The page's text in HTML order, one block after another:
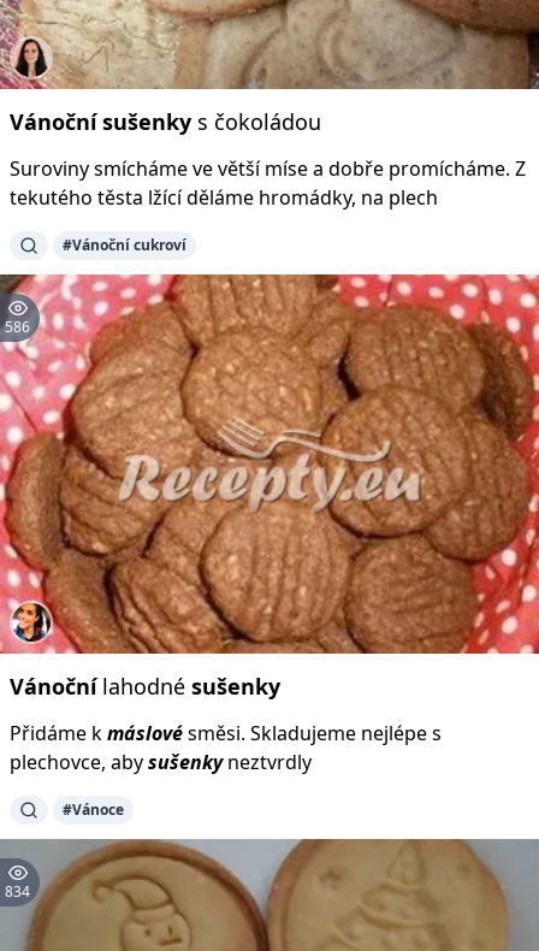
Vánoční sušenky s čokoládou
Suroviny smícháme ve větší míse a dobře promícháme. Z
tekutého těsta lžící děláme hromádky, na plech
#Vánoční cukroví
586
Vánočnílahodné sušenky
Přidáme kmáslovésměsi. Skladujeme nejlépe s
plechovce, abysušenkyneztvrdly
#Vánoce
834